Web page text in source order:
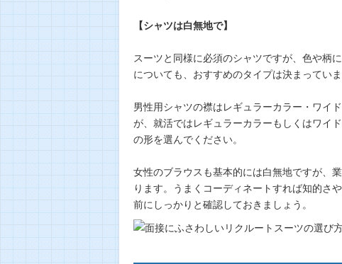
【シャツは白無地で】
スーツと同様に必須のシャツですが、色や柄
についても、おすすめのタイプは決まっていま
男性用シャツの襟はレギュラーカラー・ワイ
が、就活ではレギュラーカラーもしくはワイ
の形を選んでください。
女性のブラウスも基本的には白無地ですが、
ります。うまくコーディネートすれば知的さ
前にしっかりと確認しておきましょう。